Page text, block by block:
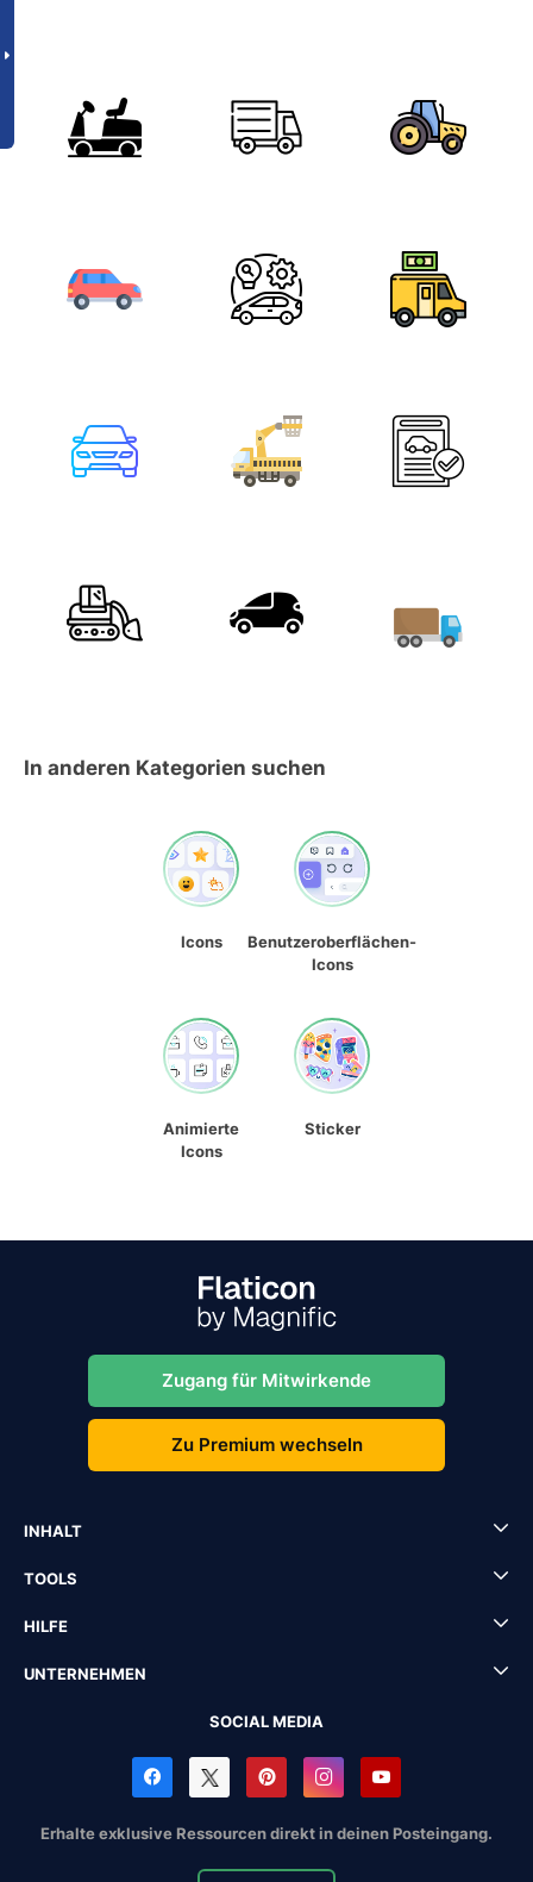
In anderen Kategorien suchen
Icons
Benutzeroberflächen-
Icons
Animierte
Icons
Sticker
Zugang für Mitwirkende
Zu Premium wechseln
INHALT
TOOLS
HILFE
UNTERNEHMEN
SOCIAL MEDIA
Erhalte exklusive Ressourcen direkt in deinen Posteingang.